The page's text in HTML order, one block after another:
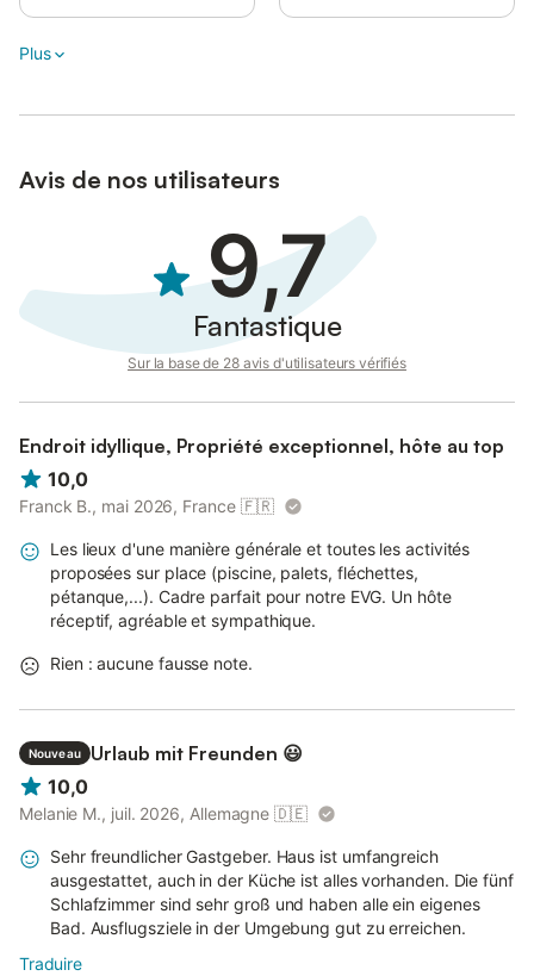
Plus
Avis de nos utilisateurs
9,7
Fantastique
Sur la base de 28 avis d'utilisateurs vérifiés
Endroit idyllique, Propriété exceptionnel, hôte au top
10,0
Franck B., mai 2026, France 🇫🇷
Les lieux d'une manière générale et toutes les activités
proposées sur place (piscine, palets, fléchettes,
pétanque,...). Cadre parfait pour notre EVG. Un hôte
réceptif, agréable et sympathique.
Rien : aucune fausse note.
Nouveau
Urlaub mit Freunden 😃
10,0
Melanie M., juil. 2026, Allemagne 🇩🇪
Sehr freundlicher Gastgeber. Haus ist umfangreich
ausgestattet, auch in der Küche ist alles vorhanden. Die fünf
Schlafzimmer sind sehr groß und haben alle ein eigenes
Bad. Ausflugsziele in der Umgebung gut zu erreichen.
Traduire